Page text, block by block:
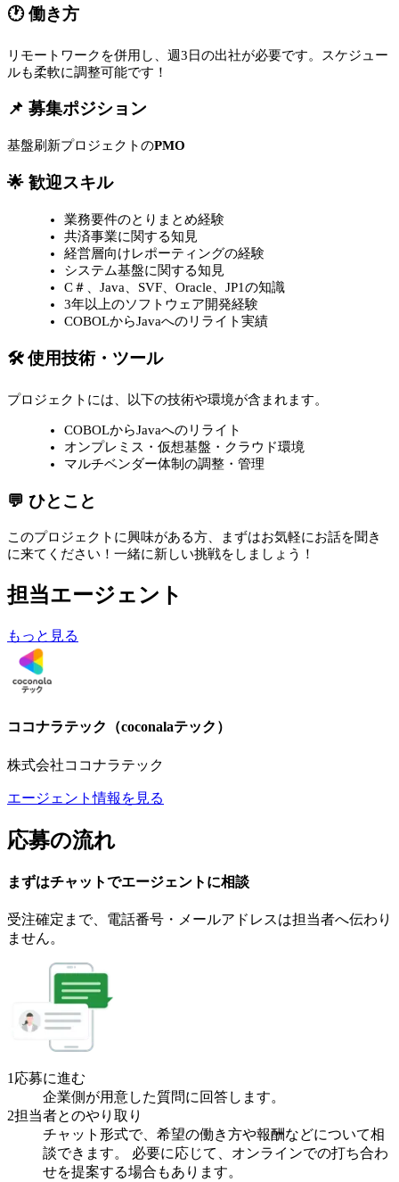
🕐 働き方
リモートワークを併用し、週3日の出社が必要です。スケジュー
ルも柔軟に調整可能です！
📌 募集ポジション
基盤刷新プロジェクトのPMO
🌟 歓迎スキル
業務要件のとりまとめ経験
共済事業に関する知見
経営層向けレポーティングの経験
システム基盤に関する知見
C＃、Java、SVF、Oracle、JP1の知識
3年以上のソフトウェア開発経験
COBOLからJavaへのリライト実績
🛠 使用技術・ツール
プロジェクトには、以下の技術や環境が含まれます。
COBOLからJavaへのリライト
オンプレミス・仮想基盤・クラウド環境
マルチベンダー体制の調整・管理
💬 ひとこと
このプロジェクトに興味がある方、まずはお気軽にお話を聞き
に来てください！一緒に新しい挑戦をしましょう！
担当エージェント
もっと見る
ココナラテック（coconalaテック）
株式会社ココナラテック
エージェント情報を見る
応募の流れ
まずはチャットでエージェント に相談
受注確定まで、 電話番号・メールアドレスは担当者へ伝わり
ません。
1 応募に進む
企業側が用意した質問に回答します。
2担当者とのやり取り
チャット形式で、希望の働き方や報酬などについて相
談できます。 必要に応じて、オンラインでの打ち合わ
せを提案する場合もあります。